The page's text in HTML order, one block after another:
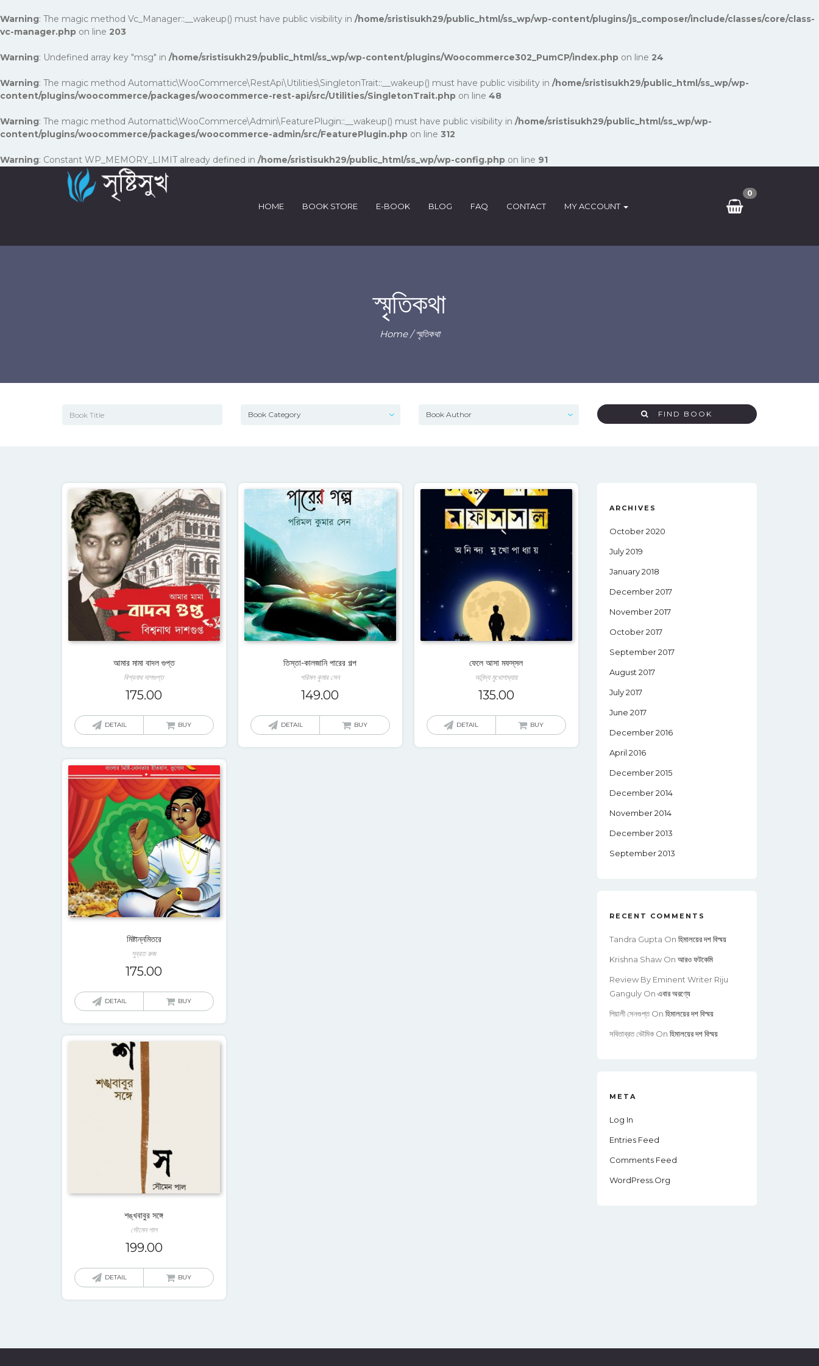
Warning: The magic method Vc_Manager::__wakeup() must have public visibility in /home/sristisukh29/public_html/ss_wp/wp-content/plugins/js_composer/include/classes/core/class-
vc-manager.php on line 203
Warning: Undefined array key "msg" in /home/sristisukh29/public_html/ss_wp/wp-content/plugins/Woocommerce302_PumCP/index.php on line 24
Warning: The magic method Automattic\WooCommerce\RestApi\Utilities\SingletonTrait::__wakeup() must have public visibility in /home/sristisukh29/public_html/ss_wp/wp-
content/plugins/woocommerce/packages/woocommerce-rest-api/src/Utilities/SingletonTrait.php on line 48
Warning: The magic method Automattic\WooCommerce\Admin\FeaturePlugin::__wakeup() must have public visibility in /home/sristisukh29/public_html/ss_wp/wp-
content/plugins/woocommerce/packages/woocommerce-admin/src/FeaturePlugin.php on line 312
Warning: Constant WP_MEMORY_LIMIT already defined in /home/sristisukh29/public_html/ss_wp/wp-config.php on line 91
0
HOME BOOK STORE E-BOOK BLOG FAQ CONTACT MY ACCOUNT
স্মৃতিকথা
Home/ স্মৃতিকথা
FIND BOOK
আমার মামা বাদল গুপ্ত
বিশ্বনাথ দাশগুপ্ত
175.00
DETAIL BUY
তিস্তা-কালজানি পারের গল্প
পরিমল কুমার সেন
149.00
DETAIL BUY
ফেলে আসা মফস্‌সল
অনিন্দ্য মুখোপাধ্যায়
135.00
DETAIL BUY
মিষ্টান্নমিতরে
সুব্রত রুজ
175.00
DETAIL BUY
শঙ্খবাবুর সঙ্গে
সৌমেন পাল
199.00
DETAIL BUY
ARCHIVES
October 2020
July 2019
January 2018
December 2017
November 2017
October 2017
September 2017
August 2017
July 2017
June 2017
December 2016
April 2016
December 2015
December 2014
November 2014
December 2013
September 2013
RECENT COMMENTS
Tandra Gupta On হিমালয়ের দশ বিস্ময়
Krishna ShawOn আরও ফটকেমি
Review By Eminent Writer Riju
GangulyOn এবার অরণ্যে
পিয়ালী সেনগুপ্তOn হিমালয়ের দশ বিস্ময়
সবিতাব্রত ভৌমিকOn হিমালয়ের দশ বিস্ময়
META
Log In
Entries Feed
Comments Feed
WordPress.org